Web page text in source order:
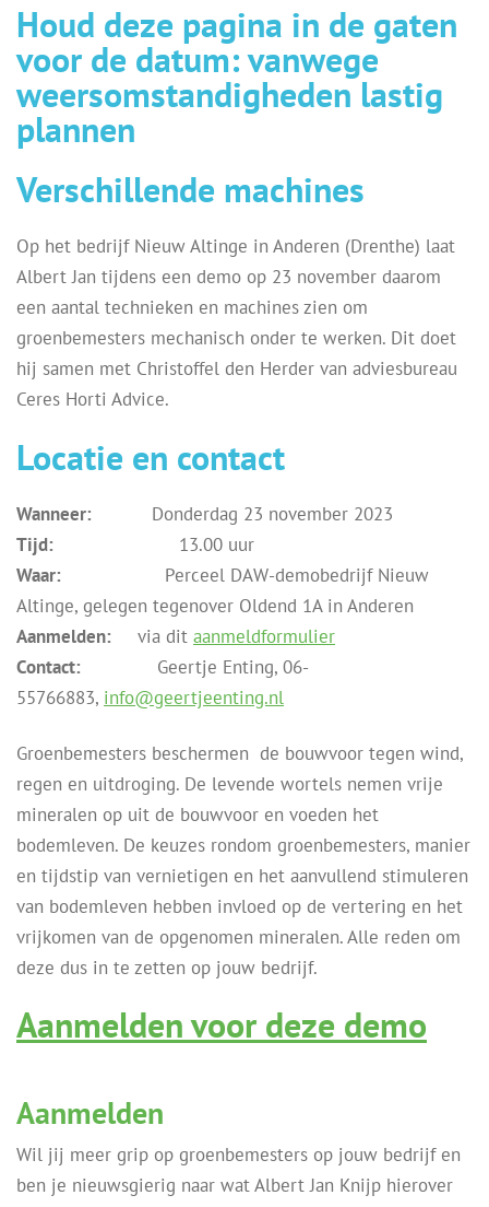
Houd deze pagina in de gaten
voor de datum: vanwege
weersomstandigheden lastig
plannen
Verschillende machines
Op het bedrijf Nieuw Altinge in Anderen (Drenthe) laat
Albert Jan tijdens een demo op 23 november daarom
een aantal technieken en machines zien om
groenbemesters mechanisch onder te werken. Dit doet
hij samen met Christoffel den Herder van adviesbureau
Ceres Horti Advice.
Locatie en contact
Wanneer: Donderdag 23 november 2023
Tijd: 13.00 uur
Waar: Perceel DAW-demobedrijf Nieuw
Altinge, gelegen tegenover Oldend 1A in Anderen
Aanmelden: via dit aanmeldformulier
Contact: Geertje Enting, 06-
55766883, info@geertjeenting.nl
Groenbemesters beschermen de bouwvoor tegen wind,
regen en uitdroging. De levende wortels nemen vrije
mineralen op uit de bouwvoor en voeden het
bodemleven. De keuzes rondom groenbemesters, manier
en tijdstip van vernietigen en het aanvullend stimuleren
van bodemleven hebben invloed op de vertering en het
vrijkomen van de opgenomen mineralen. Alle reden om
deze dus in te zetten op jouw bedrijf.
Aanmelden voor deze demo
Aanmelden
Wil jij meer grip op groenbemesters op jouw bedrijf en
ben je nieuwsgierig naar wat Albert Jan Knijp hierover